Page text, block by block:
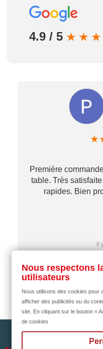
4.9 / 5 ★ ★ ★
★
Première
table. Très
rapides. Bien
il
Nous respectons
utilisateurs
Nous utilisons des cookies pour
afficher des publicités ou du
site. En cliquant sur le bouton «
de cookies